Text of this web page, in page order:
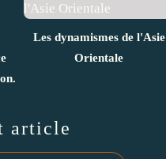
Les dynamismes de l'Asie
Orientale
article